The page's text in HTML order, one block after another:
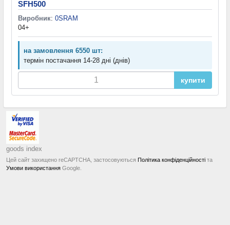
SFH500
Виробник: 0SRAM
04+
на замовлення 6550 шт:
термін постачання 14-28 дні (днів)
купити
goods index
Цей сайт захищено reCAPTCHA, застосовуються Політика конфіденційності та
Умови використання Google.